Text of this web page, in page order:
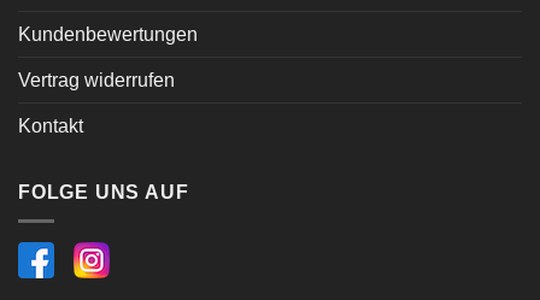
Kundenbewertungen
Vertrag widerrufen
Kontakt
FOLGE UNS AUF